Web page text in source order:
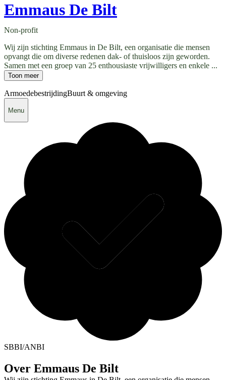
Emmaus De Bilt
Non-profit
Wij zijn stichting Emmaus in De Bilt, een organisatie die mensen
opvangt die om diverse redenen dak- of thuisloos zijn geworden.
Samen met een groep van 25 enthousiaste vrijwilligers en enkele ...
Toon meer
ArmoedebestrijdingBuurt & omgeving
Menu
SBBI/ANBI
Over Emmaus De Bilt